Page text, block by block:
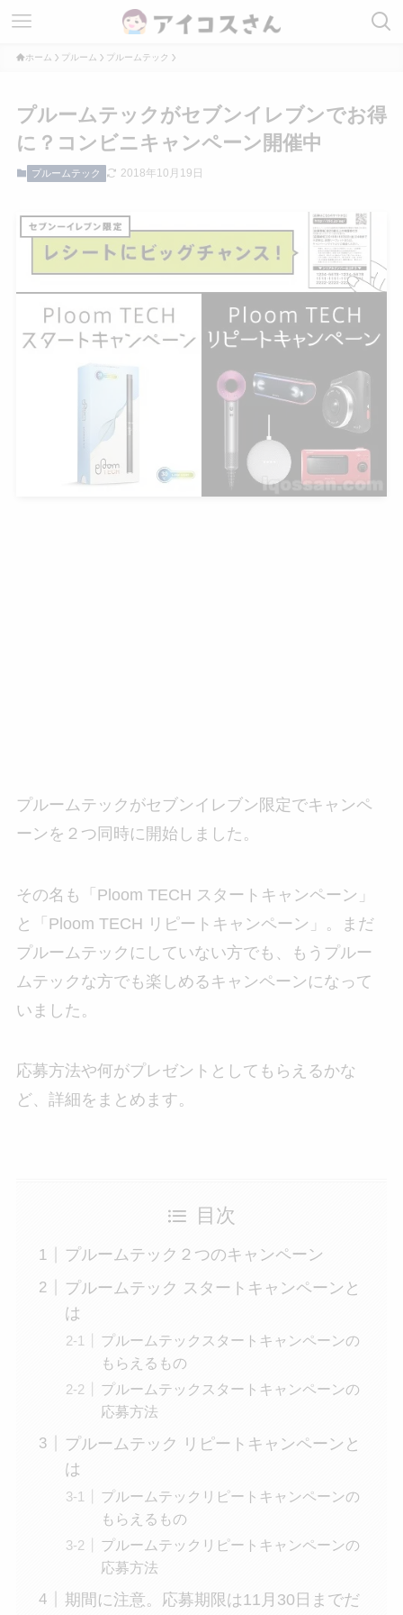
ホーム プルーム プルームテック
プルームテックがセブンイレブンでお得
に？コンビニキャンペーン開催中
プルームテック 2018年10月19日
プルームテックがセブンイレブン限定でキャンペ
ーンを２つ同時に開始しました。
その名も「Ploom TECH スタートキャンペーン」
と「Ploom TECH リピートキャンペーン」。まだ
プルームテックにしていない方でも、もうプルー
ムテックな方でも楽しめるキャンペーンになって
いました。
応募方法や何がプレゼントとしてもらえるかな
ど、詳細をまとめます。
目次
プルームテック２つのキャンペーン
プルームテック スタートキャンペーンと
は
プルームテックスタートキャンペーンの
もらえるもの
プルームテックスタートキャンペーンの
応募方法
プルームテック リピートキャンペーンと
は
プルームテックリピートキャンペーンの
もらえるもの
プルームテックリピートキャンペーンの
応募方法
期間に注意。応募期限は11月30日までだ